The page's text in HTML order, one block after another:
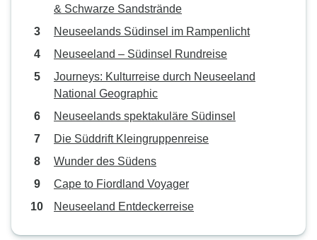
& Schwarze Sandstrände
Neuseelands Südinsel im Rampenlicht
Neuseeland – Südinsel Rundreise
Journeys: Kulturreise durch Neuseeland
National Geographic
Neuseelands spektakuläre Südinsel
Die Süddrift Kleingruppenreise
Wunder des Südens
Cape to Fiordland Voyager
Neuseeland Entdeckerreise